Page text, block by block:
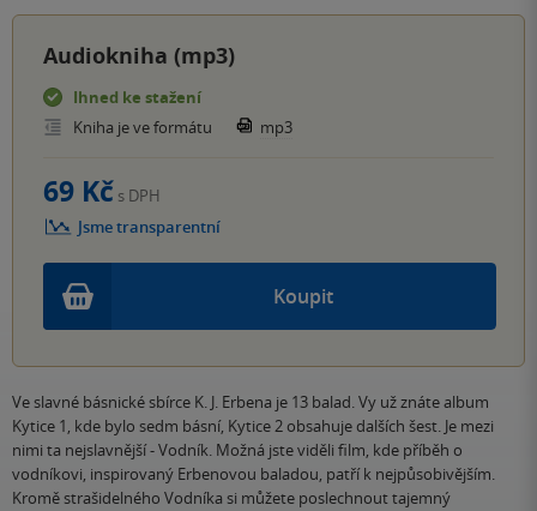
Audiokniha (mp3)
Ihned ke stažení
Kniha je ve formátu
mp3
Koupit
69 Kč s DPH
Jsme transparentní
Ve slavné básnické sbírce K. J. Erbena je 13 balad. Vy už znáte album
Kytice 1, kde bylo sedm básní, Kytice 2 obsahuje dalších šest. Je mezi
nimi ta nejslavnější - Vodník. Možná jste viděli film, kde příběh o
vodníkovi, inspirovaný Erbenovou baladou, patří k nejpůsobivějším.
Kromě strašidelného Vodníka si můžete poslechnout tajemný